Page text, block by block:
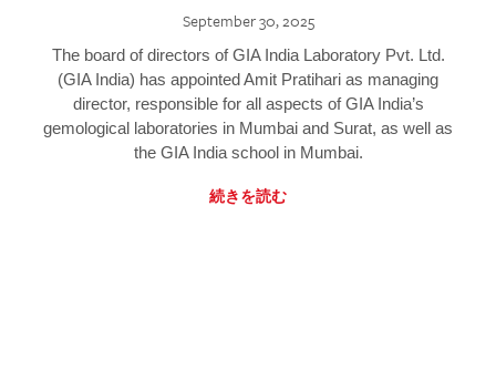
September 30, 2025
The board of directors of GIA India Laboratory Pvt. Ltd.
(GIA India) has appointed Amit Pratihari as managing
director, responsible for all aspects of GIA India’s
gemological laboratories in Mumbai and Surat, as well as
the GIA India school in Mumbai.
続きを読む